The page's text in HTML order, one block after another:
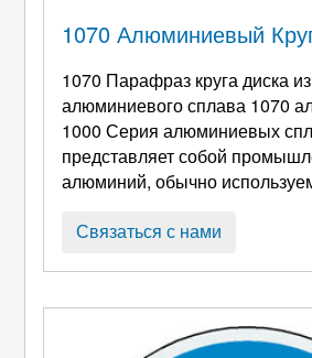
1070 Алюминиевый
1070 Парафраз круга диска из
алюминиевого сплава 1070
1000 Серия алюминиевых
представляет собой
алюминий, обычно
кованого сплава, сам по себе
Alloy: 1070 Характер: О, H111, H112, Н12,
Н14, Н16, H18, H22, Н24,
Связаться с нами